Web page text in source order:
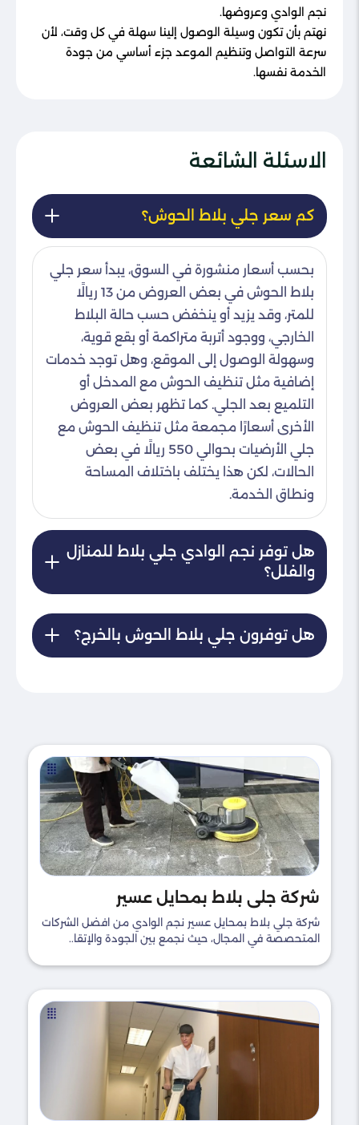
نجم الوادي وعروضها.
نهتم بأن تكون وسيلة الوصول إلينا سهلة في كل وقت، لأن
سرعة التواصل وتنظيم الموعد جزء أساسي من جودة
الخدمة نفسها.
الاسئلة الشائعة
كم سعر جلي بلاط الحوش؟
بحسب أسعار منشورة في السوق، يبدأ سعر جلي
بلاط الحوش في بعض العروض من 13 ريالًا
للمتر، وقد يزيد أو ينخفض حسب حالة البلاط
الخارجي، ووجود أتربة متراكمة أو بقع قوية،
وسهولة الوصول إلى الموقع، وهل توجد خدمات
إضافية مثل تنظيف الحوش مع المدخل أو
التلميع بعد الجلي. كما تظهر بعض العروض
الأخرى أسعارًا مجمعة مثل تنظيف الحوش مع
جلي الأرضيات بحوالي 550 ريالًا في بعض
الحالات، لكن هذا يختلف باختلاف المساحة
ونطاق الخدمة.
هل توفر نجم الوادي جلي بلاط للمنازل
والفلل؟
هل توفرون جلي بلاط الحوش بالخرج؟
شركة جلي بلاط بمحايل عسير
شركة جلي بلاط بمحايل عسير نجم الوادي من افضل الشركات
المتحصصة في المجال، حيث نجمع بين الجودة والإتقا..